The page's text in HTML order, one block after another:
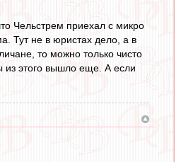
Чельстрем приехал с микро
Тут не в юристах дело, а в
то можно только чисто
из этого вышло еще. А если